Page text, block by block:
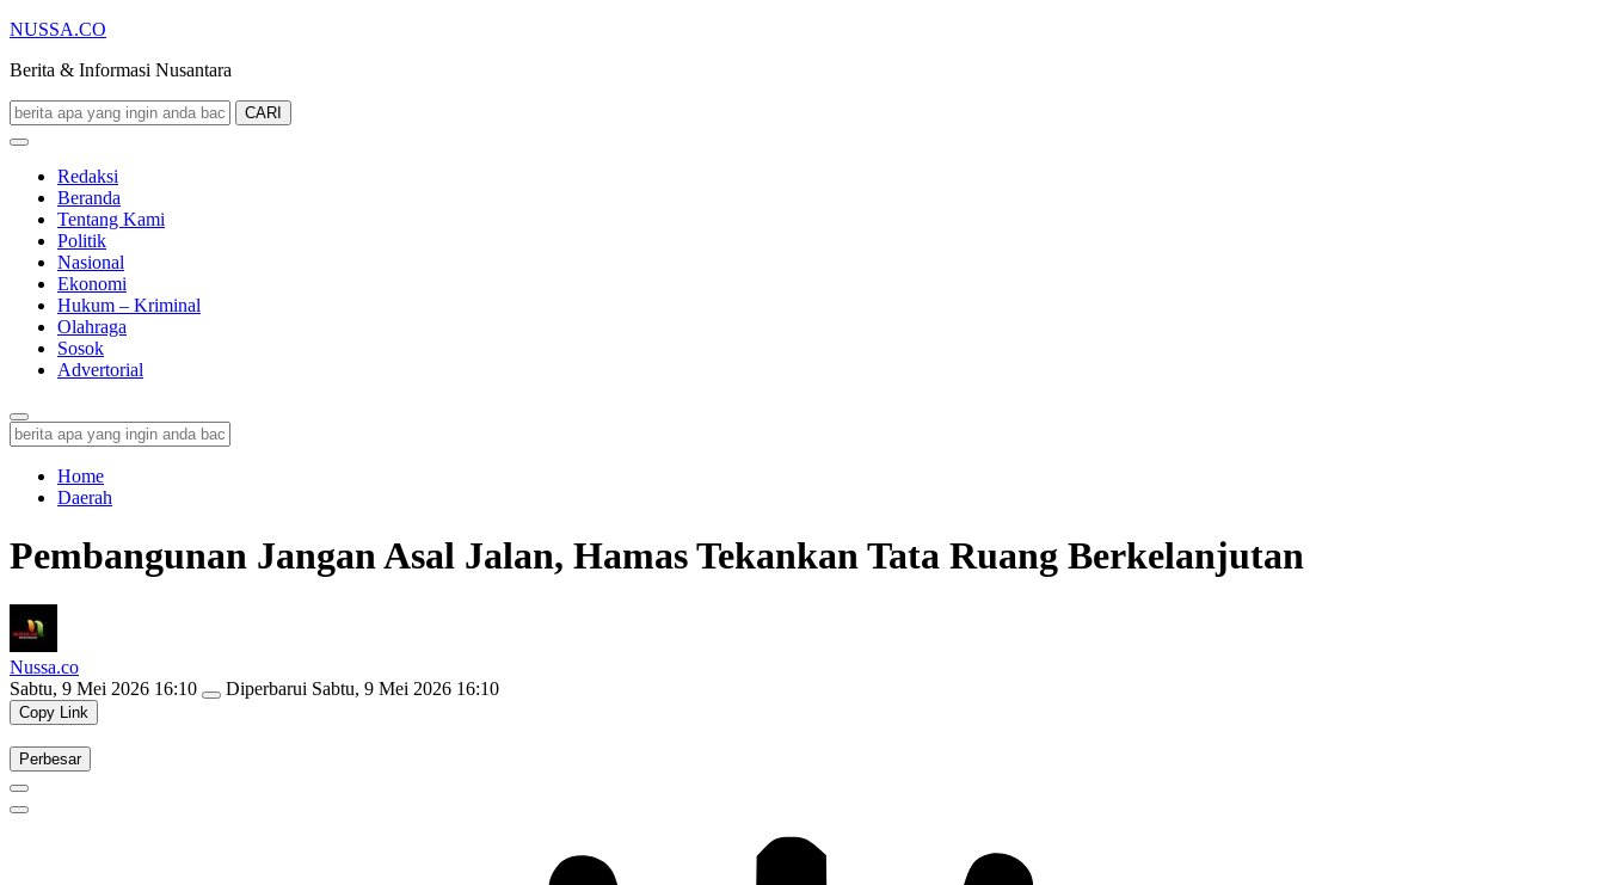
NUSSA.CO
Berita & Informasi Nusantara
CARI
Redaksi
Beranda
Tentang Kami
Politik
Nasional
Ekonomi
Hukum – Kriminal
Olahraga
Sosok
Advertorial
Home
Daerah
Pembangunan Jangan Asal Jalan, Hamas Tekankan Tata Ruang Berkelanjutan
Nussa.co
Sabtu, 9 Mei 2026 16:10
Diperbarui Sabtu, 9 Mei 2026 16:10
Copy Link
Perbesar